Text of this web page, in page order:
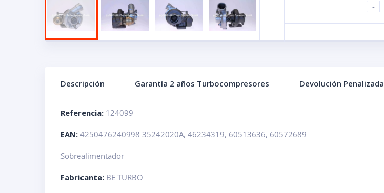
-
Descripción Garantía 2 años Turbocompresores Devolución Penalizada
Referencia: 124099
EAN: 4250476240998 35242020A, 46234319, 60513636, 60572689
Sobrealimentador
Fabricante: BE TURBO